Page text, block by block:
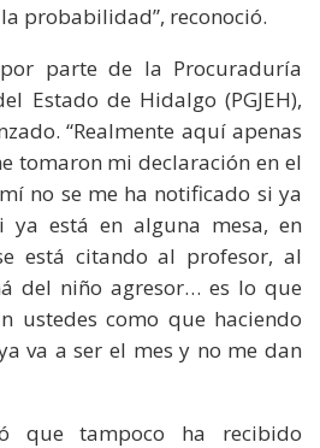
probabilidad”, reconoció.
por parte de la Procuraduría
Estado de Hidalgo (PGJEH),
“Realmente aquí apenas
tomaron mi declaración en el
no se me ha notificado si ya
ya está en alguna mesa, en
está citando al profesor, al
del niño agresor… es lo que
ustedes como que haciendo
va a ser el mes y no me dan
que tampoco ha recibido